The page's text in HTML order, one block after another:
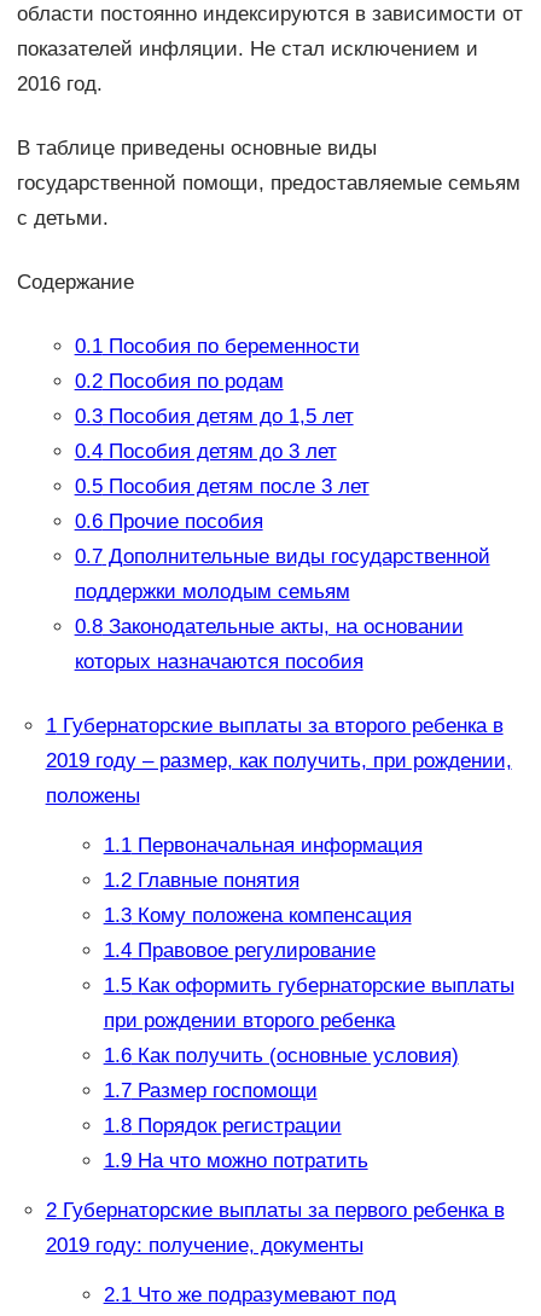
области постоянно индексируются в зависимости от
показателей инфляции. Не стал исключением и
2016 год.
В таблице приведены основные виды
государственной помощи, предоставляемые семьям
с детьми.
Содержание
0.1Пособия по беременности
0.2Пособия по родам
0.3Пособия детям до 1,5 лет
0.4Пособия детям до 3 лет
0.5Пособия детям после 3 лет
0.6Прочие пособия
0.7Дополнительные виды государственной
поддержки молодым семьям
0.8Законодательные акты, на основании
которых назначаются пособия
1Губернаторские выплаты за второго ребенка в
2019 году – размер, как получить, при рождении,
положены
1.1Первоначальная информация
1.2Главные понятия
1.3Кому положена компенсация
1.4Правовое регулирование
1.5Как оформить губернаторские выплаты
при рождении второго ребенка
1.6Как получить (основные условия)
1.7Размер госпомощи
1.8Порядок регистрации
1.9На что можно потратить
2Губернаторские выплаты за первого ребенка в
2019 году: получение, документы
2.1Что же подразумевают под